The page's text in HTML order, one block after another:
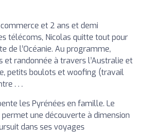
et 2 ans et demi
télécoms, Nicolas quitte tout pour
de l’Océanie. Au programme,
et randonnée à travers l’Australie et
petits boulots et woofing (travail
. . .
les Pyrénées en famille. Le
une découverte à dimension
dans ses voyages